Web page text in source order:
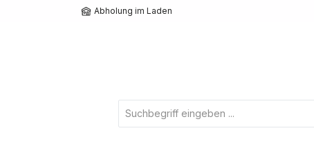
Abholung im Laden